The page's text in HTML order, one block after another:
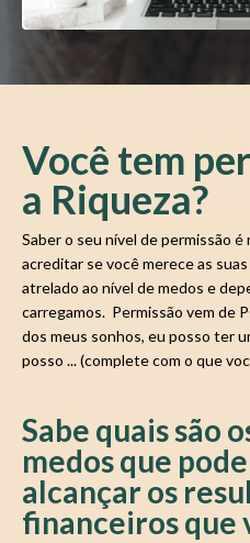
Você tem
a Riqueza?
Saber o seu nível de permissão
acreditar se você merece as
atrelado ao nível de medos e
carregamos. Permissão vem de
dos meus sonhos, eu posso ter
posso ... (complete com o que
Sabe quais são
medos que
alcançar os
financeiros que